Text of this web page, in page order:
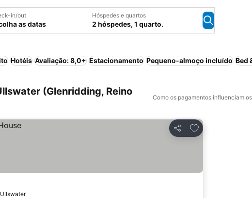
in/out
as datas
Hóspedes e quartos
2 hóspedes, 1 quarto.
Hotéis Avaliação: 8,0+ Estacionamento Pequeno-almoço incluído Bed
(Glenridding, Reino
Como os pagamentos influenciam
Partilhar
Adicionar aos